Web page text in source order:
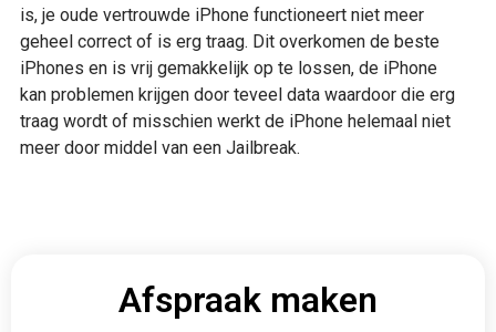
is, je oude vertrouwde iPhone functioneert niet meer
geheel correct of is erg traag. Dit overkomen de beste
iPhones en is vrij gemakkelijk op te lossen, de iPhone
kan problemen krijgen door teveel data waardoor die erg
traag wordt of misschien werkt de iPhone helemaal niet
meer door middel van een Jailbreak.
Afspraak maken